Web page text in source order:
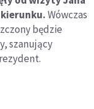
kierunku.Wówczas
będzie
szanujący